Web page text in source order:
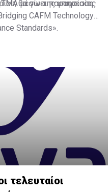
μέσω της υπηρεσίας
θα γίνει παρουσίαση
CAFM Technology
Standards».
τελευταίοι